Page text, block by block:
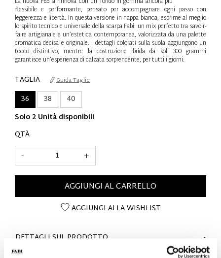
flessibile e performante, pensato per accompagnare ogni passo con
leggerezza e libertà. In questa versione in nappa bianca, esprime al meglio
lo spirito tecnico e universale della scarpa Fabi: un mix perfetto tra savoir-
faire artigianale e un’estetica contemporanea, valorizzata da una palette
cromatica decisa e originale. I dettagli colorati sulla suola aggiungono un
tocco distintivo, mentre la costruzione ibrida da soli 300 grammi
garantisce un’esperienza di calzata sorprendente, per tutti i giorni.
TAGLIA Guida Taglie
36 38
40
Solo 2 Unità disponibili
QTÀ
+
-
AGGIUNGI AL CARRELLO
AGGIUNGI ALLA WISHLIST
DETTAGLI SUL PRODOTTO
- Materiale: Nappa